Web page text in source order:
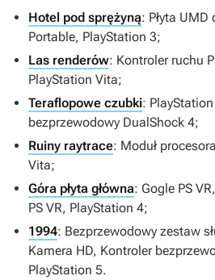
Hotel pod sprężyną: Płyta UMD
Portable, PlayStation 3;
Las renderów: Kontroler ruchu
PlayStation Vita;
Teraflopowe czubki:
bezprzewodowy DualShock 4;
Ruiny raytrace: Moduł
Vita;
Góra płyta główna: Gogle PS
PS VR, PlayStation 4;
1994: Bezprzewodowy zestaw
Kamera HD, Kontroler
PlayStation 5.